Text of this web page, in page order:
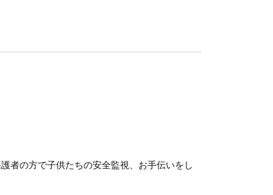
者の方で子供たちの安全監視、お手伝いをし